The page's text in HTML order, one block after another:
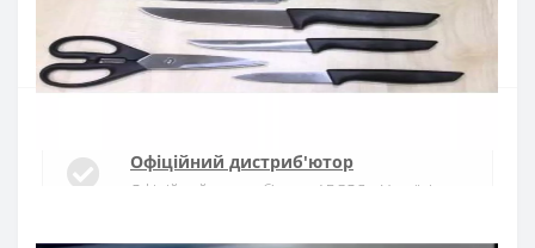
Купити
Офіційний дистриб'ютор
Офіційний дистриб'ютор ARCOS в Україні